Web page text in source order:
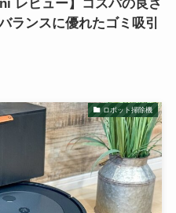
レビュー】コスパの良さ
ランスに優れたゴミ吸引
ロボット掃除機